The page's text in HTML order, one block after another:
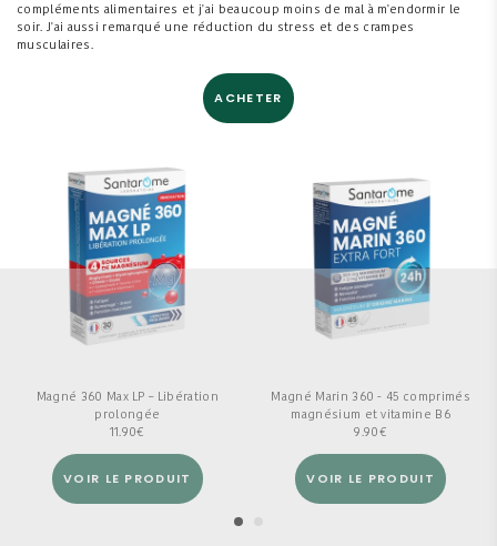
compléments alimentaires et j'ai beaucoup moins de mal à m'endormir le
soir. J'ai aussi remarqué une réduction du stress et des crampes
musculaires.
ACHETER
Magné 360 Max LP – Libération
prolongée
€
11.90
VOIR LE PRODUIT
Magné Marin 360 - 45 comprimés
magnésium et vitamine B6
€
9.90
VOIR LE PRODUIT